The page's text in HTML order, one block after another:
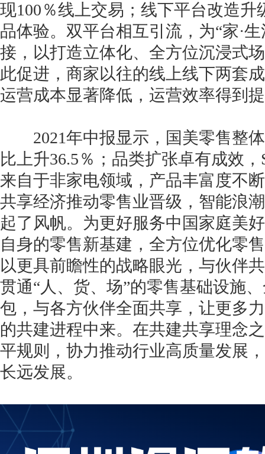
现100％线上交易；线下平台改造
品体验。双平台相互引流，为“家·
接，以打造立体化、全方位沉浸式
此促进，商家以往的线上线下两套
运营成本显著降低，运营效率得到
2021年中报显示，国美零售整体
比上升36.5％；品类扩张卓有成效
来自于非家电领域，产品丰富度不
共享经济推动零售业晋级，智能浪
起了风帆。为更好服务中国家庭美
自身的零售新基建，全方位优化零
以更具前瞻性的战略眼光，与伙伴
贯通“人、货、场”的零售基础设施
包，与各方伙伴全面共享，让更多
的共建进程中来。在共建共享理念
平规则，协力推动行业高质量发展
长远发展。